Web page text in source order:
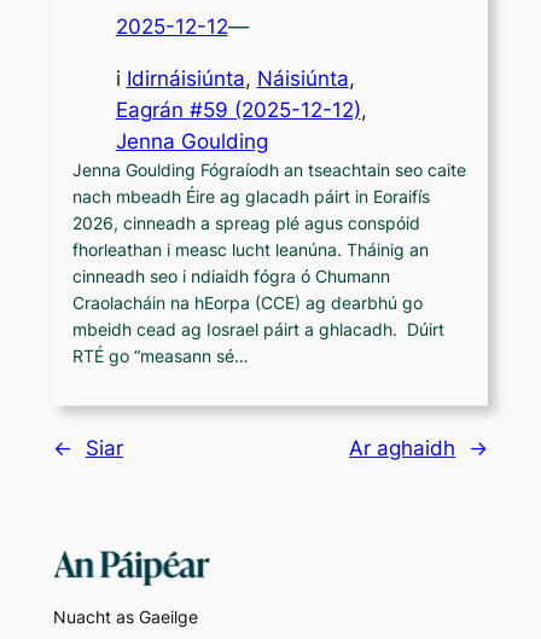
2025-12-12—
i Idirnáisiúnta, Náisiúnta,
Eagrán #59 (2025-12-12)
Jenna Goulding
Jenna Goulding Fógraíodh an tseachtain seo caite
nach mbeadh Éire ag glacadh páirt in Eoraifís
2026, cinneadh a spreag plé agus conspóid
fhorleathan i measc lucht leanúna. Tháinig an
cinneadh seo i ndiaidh fógra ó Chumann
Craolacháin na hEorpa (CCE) ag dearbhú go
mbeidh cead ag Iosrael páirt a ghlacadh. Dúirt
RTÉ go “measann sé…
← Siar Ar aghaidh →
Nuacht as Gaeilge